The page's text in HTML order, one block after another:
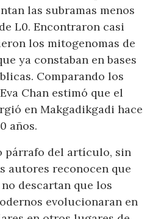
las subramas menos
L0. Encontraron casi
los mitogenomas de
ya constaban en bases
Comparando los
Chan estimó que el
en Makgadikgadi hace
años.
párrafo del artículo, sin
autores reconocen que
descartan que los
evolucionaran en